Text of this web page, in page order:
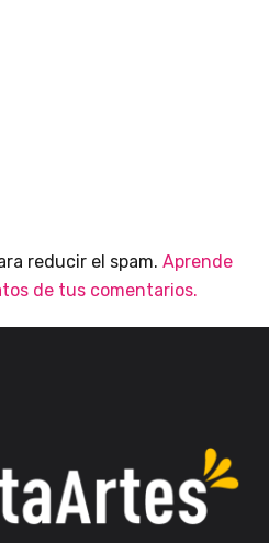
reducir el spam.Aprende
de tus comentarios.